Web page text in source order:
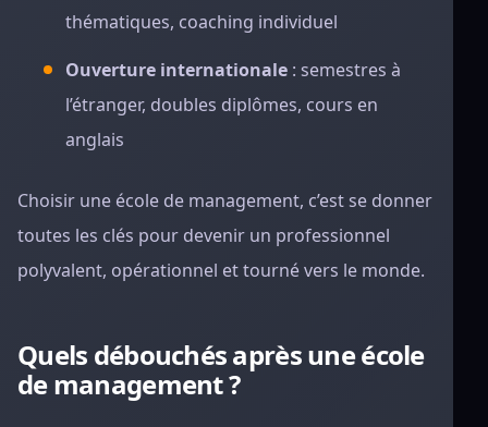
thématiques, coaching individuel
Ouverture internationale : semestres à
l’étranger, doubles diplômes, cours en
anglais
Choisir une école de management, c’est se donner
toutes les clés pour devenir un professionnel
polyvalent, opérationnel et tourné vers le monde.
Quels débouchés après une école
de management ?